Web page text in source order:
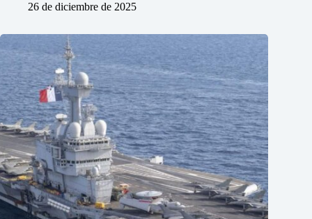
26 de diciembre de 2025